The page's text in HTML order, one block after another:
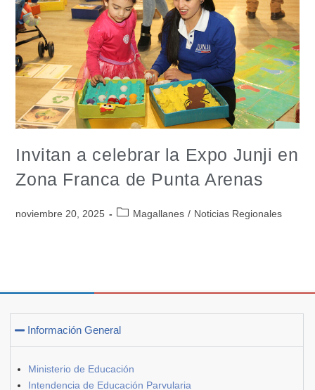
Invitan a celebrar la Expo Junji en
Zona Franca de Punta Arenas
noviembre 20, 2025 Magallanes / Noticias Regionales
Información General
Ministerio de Educación
Intendencia de Educación Parvularia